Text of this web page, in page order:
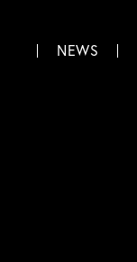
NEWS